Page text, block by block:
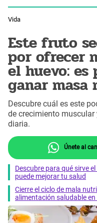
Vida
Este fruto
por ofrecer
el huevo:
ganar masa
Descubre cuál es este
de crecimiento
diaria.
Únete al
Descubre para qué sirve
puede mejorar tu salud
Cierre el ciclo de mala
alimentación saludable